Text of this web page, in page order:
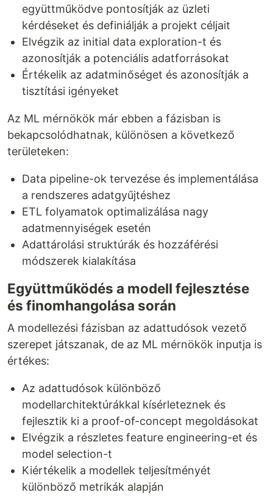
együttműködve pontosítják az üzleti
kérdéseket és definiálják a projekt céljait
Elvégzik az initial data exploration-t és
azonosítják a potenciális adatforrásokat
Értékelik az adatminőséget és azonosítják a
tisztítási igényeket
Az ML mérnökök már ebben a fázisban is
bekapcsolódhatnak, különösen a következő
területeken:
Data pipeline-ok tervezése és implementálása
a rendszeres adatgyűjtéshez
ETL folyamatok optimalizálása nagy
adatmennyiségek esetén
Adattárolási struktúrák és hozzáférési
módszerek kialakítása
Együttműködés a modell fejlesztése
és finomhangolása során
A modellezési fázisban az adattudósok vezető
szerepet játszanak, de az ML mérnökök inputja is
értékes:
Az adattudósok különböző
modellarchitektúrákkal kísérleteznek és
fejlesztik ki a proof-of-concept megoldásokat
Elvégzik a részletes feature engineering-et és
model selection-t
Kiértékelik a modellek teljesítményét
különböző metrikák alapján